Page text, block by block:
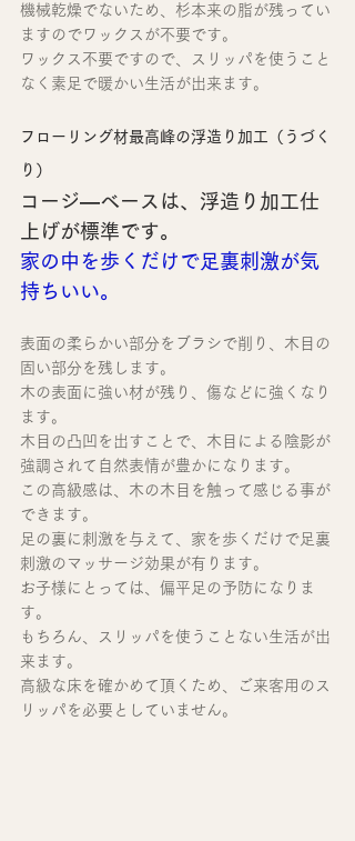
機械乾燥でないため、杉本来の脂が残ってい
ますのでワックスが不要です。
ワックス不要ですので、スリッパを使うこと
なく素足で暖かい生活が出来ます。
フローリング材最高峰の浮造り加工（うづく
り）
コージ―ベースは、浮造り加工仕
上げが標準です。
家の中を歩くだけで足裏刺激が気
持ちいい。
表面の柔らかい部分をブラシで削り、木目の
固い部分を残します。
木の表面に強い材が残り、傷などに強くなり
ます。
木目の凸凹を出すことで、木目による陰影が
強調されて自然表情が豊かになります。
この高級感は、木の木目を触って感じる事が
できます。
足の裏に刺激を与えて、家を歩くだけで足裏
刺激のマッサージ効果が有ります。
お子様にとっては、偏平足の予防になりま
す。
もちろん、スリッパを使うことない生活が出
来ます。
高級な床を確かめて頂くため、ご来客用のス
リッパを必要としていません。